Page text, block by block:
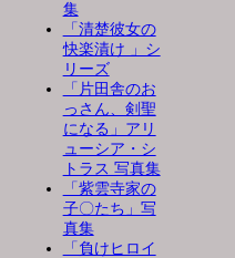
集
「清楚彼女の
快楽漬け 」シ
リーズ
「片田舎のお
っさん、剣聖
になる」アリ
ューシア・シ
トラス 写真集
「紫雲寺家の
子〇たち」写
真集
「負けヒロイ